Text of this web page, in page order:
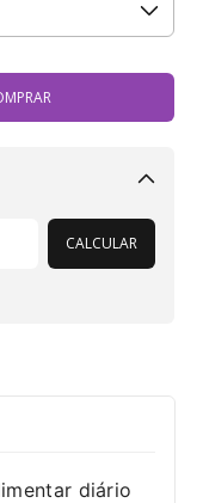
Alterar CEP
CALCULAR
diário